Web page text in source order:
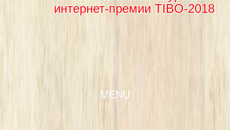
интернет-премии TIBO-2018
MENU